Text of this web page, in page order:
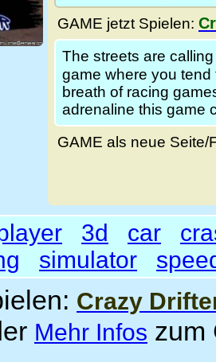
GAME jetzt Spielen:
The streets are
game where you
breath of racing
adrenaline this game
GAME als neue
3d car
simulator
Crazy
Mehr Infos zum